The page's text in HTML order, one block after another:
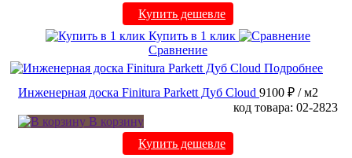
Купить дешевле
Купить в 1 клик
Сравнение
Подробнее
Инженерная доска Finitura Parkett Дуб Cloud 9100 ₽ / м2
код товара: 02-2823
В корзину
Купить дешевле